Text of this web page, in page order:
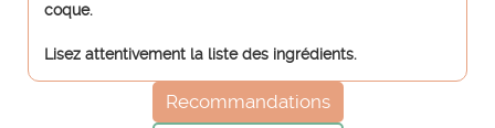
coque.
Lisez attentivement la liste des ingrédients.
Recommandations